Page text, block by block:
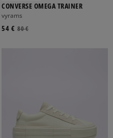
CONVERSE OMEGA TRAINER
vyrams
80 €
54 €